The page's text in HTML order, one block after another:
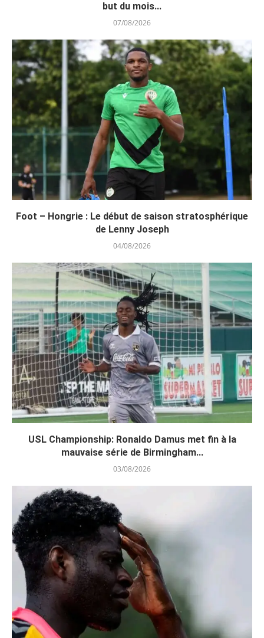
but du mois...
07/08/2026
Foot – Hongrie : Le début de saison stratosphérique
de Lenny Joseph
04/08/2026
USL Championship: Ronaldo Damus met fin à la
mauvaise série de Birmingham...
03/08/2026